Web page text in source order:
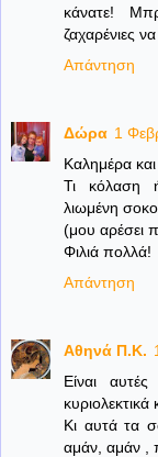
κάνατε!
ζαχαρένιες
Απάντηση
Δώρα 1
Καλημέρα
Τι κόλαση
λιωμένη
(μου αρέσει
Φιλιά πολλά!
Απάντηση
Aθηνά Π.Κ.
Είναι αυτές
κυριολεκτικά
Κι αυτά τα
αμάν, αμάν ,